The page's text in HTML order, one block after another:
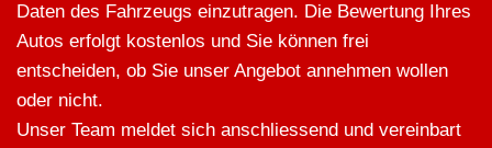
Daten des Fahrzeugs einzutragen. Die Bewertung Ihres
Autos erfolgt kostenlos und Sie können frei
entscheiden, ob Sie unser Angebot annehmen wollen
oder nicht.
Unser Team meldet sich anschliessend und vereinbart